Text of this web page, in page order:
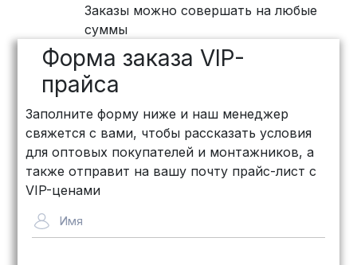
ПЭК: Сроки доставки — от 3 до 10
дней, стоимость рассчитывается
индивидуально (минимум
рублей
объемных заказов. Сроки — от 3
дней, стоимость — от500 рублей
Байкал Сервис: Идеально подходит
для крупногабаритных товаров.
рассчитывается индивидуально
Заказы можно совершать на любые
суммы
Форма заказа VIP-
прайса
Заполните форму ниже и наш менеджер
свяжется с вами, чтобы рассказать условия
для оптовых покупателей и монтажников, а
также отправит на вашу почту прайс-лист с
VIP-ценами
Имя